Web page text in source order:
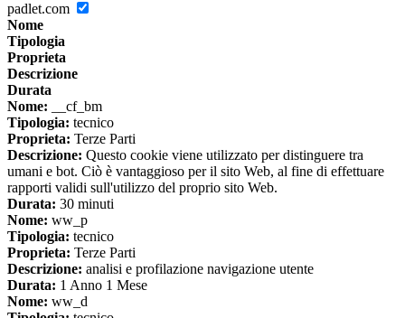
padlet.com
Nome
Tipologia
Proprieta
Descrizione
Durata
Nome: __cf_bm
Tipologia: tecnico
Proprieta: Terze Parti
Descrizione: Questo cookie viene utilizzato per distinguere tra
umani e bot. Ciò è vantaggioso per il sito Web, al fine di effettuare
rapporti validi sull'utilizzo del proprio sito Web.
Durata: 30 minuti
Nome: ww_p
Tipologia: tecnico
Proprieta: Terze Parti
Descrizione: analisi e profilazione navigazione utente
Durata: 1 Anno 1 Mese
Nome: ww_d